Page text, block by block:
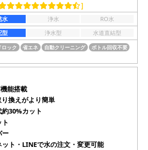
］
水 浄水
RO水
型 浄水型
水道直結型
ロック 省エネ 自動クリーニング
ボトル回収不要
能搭載
換えがより簡単
30%カット
ー
ト・LINEで水の注文・変更可能